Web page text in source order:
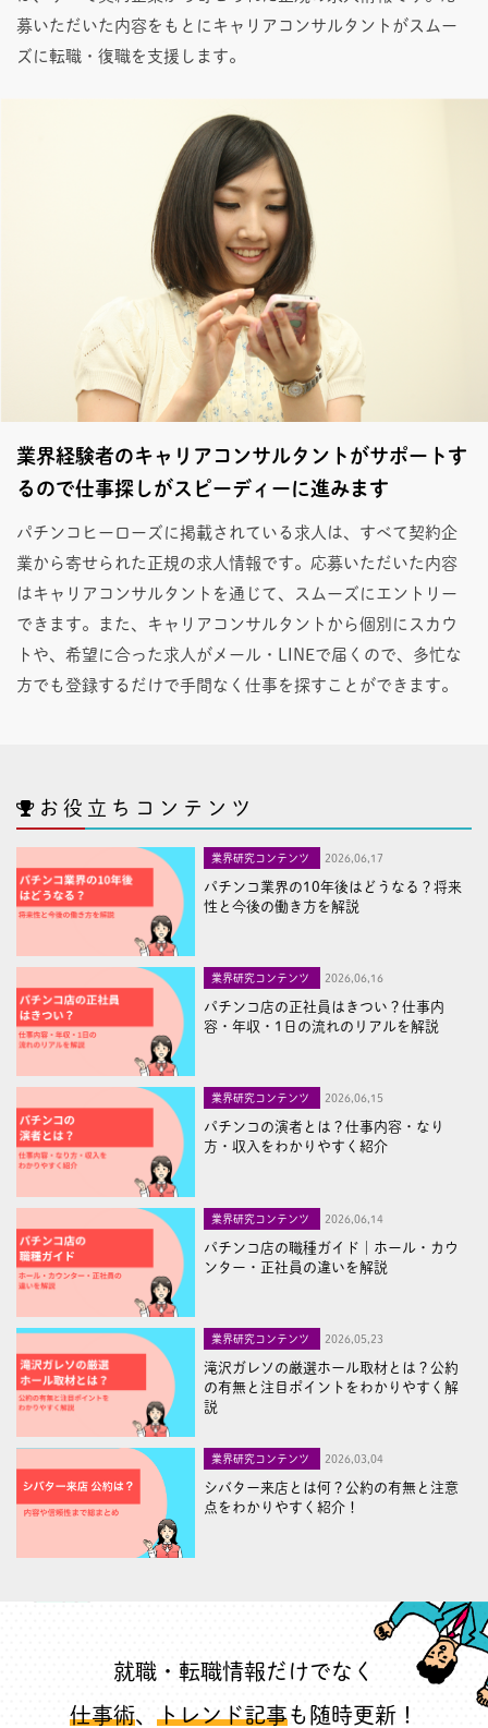
募いただいた内容をもとにキャリアコンサルタントがスムー
ズに転職・復職を支援します。
業界経験者のキャリアコンサルタントがサポートす
るので仕事探しがスピーディーに進みます
パチンコヒーローズに掲載されている求人は、すべて契約企
業から寄せられた正規の求人情報です。応募いただいた内容
はキャリアコンサルタントを通じて、スムーズにエントリー
できます。また、キャリアコンサルタントから個別にスカウ
トや、希望に合った求人がメール・LINEで届くので、多忙な
方でも登録するだけで手間なく仕事を探すことができます。
お役立ちコンテンツ
業界研究コンテンツ 2026,06,17
パチンコ業界の10年後はどうなる？将来
性と今後の働き方を解説
業界研究コンテンツ 2026,06,16
パチンコ店の正社員はきつい？仕事内
容・年収・1日の流れのリアルを解説
業界研究コンテンツ 2026,06,15
パチンコの演者とは？仕事内容・なり
方・収入をわかりやすく紹介
業界研究コンテンツ 2026,06,14
パチンコ店の職種ガイド｜ホール・カウ
ンター・正社員の違いを解説
業界研究コンテンツ 2026,05,23
滝沢ガレソの厳選ホール取材とは？公約
の有無と注目ポイントをわかりやすく解
説
業界研究コンテンツ 2026,03,04
シバター来店とは何？公約の有無と注意
点をわかりやすく紹介！
就職・転職情報だけでなく
仕事術、 トレンド記事も随時更新！